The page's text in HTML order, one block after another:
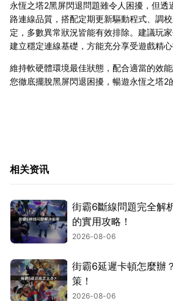
永恆之塔2黑屏閃退問題雖令人困擾，但透
路連線品質，搭配定期更新驅動程式、調
定，多數異常狀況皆能有效排除。建議玩
建立穩定連線基礎，方能充分享受遊戲精
維持軟硬體環境最佳狀態，配合適當的效
您徹底擺脫黑屏閃退困擾，暢遊永恆之塔2
相关资讯
街霸6斷線問題完全解
的實用攻略！
2026-08-06
街霸6延遲卡頓怎麼辦
策！
2026-08-06